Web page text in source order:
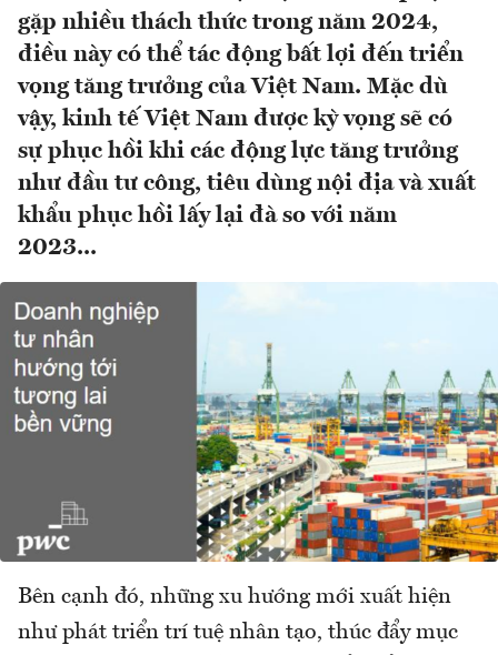
gặp nhiều thách thức trong năm 2024,
điều này có thể tác động bất lợi đến triển
vọng tăng trưởng của Việt Nam. Mặc dù
vậy, kinh tế Việt Nam được kỳ vọng sẽ có
sự phục hồi khi các động lực tăng trưởng
như đầu tư công, tiêu dùng nội địa và xuất
khẩu phục hồi lấy lại đà so với năm
2023...
Bên cạnh đó, những xu hướng mới xuất hiện
như phát triển trí tuệ nhân tạo, thúc đẩy mục